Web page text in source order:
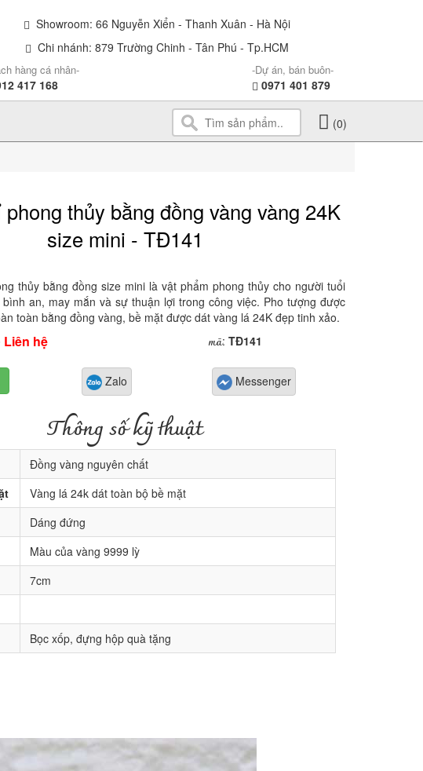
Showroom: 66 Nguyễn Xiển - Thanh Xuân - Hà Nội
Chi nhánh: 879 Trường Chinh - Tân Phú - Tp.HCM
hàng cá nhân-
417 168
-Dự án, bán buôn-
0971 401 879
(0)
thủy bằng đồng vàng vàng 24K
size mini - TĐ141
thủy bằng đồng size mini là vật phẩm phong thủy cho người tuổi
an, may mắn và sự thuận lợi trong công việc. Pho tượng được
toàn bằng đồng vàng, bề mặt được dát vàng lá 24K đẹp tinh xảo.
Liên hệ mã:TĐ141
Zalo Messenger
Thông số kỹ thuật
Đồng vàng nguyên chất
Vàng lá 24k dát toàn bộ bề mặt
Dáng đứng
Màu của vàng 9999 lỳ
7cm
Bọc xốp, đựng hộp quà tặng